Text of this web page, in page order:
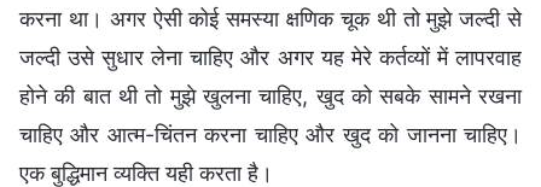
करना था। अगर ऐसी कोई समस्या क्षणिक चूक थी तो मुझे जल्दी से
जल्दी उसे सुधार लेना चाहिए और अगर यह मेरे कर्तव्यों में लापरवाह
होने की बात थी तो मुझे खुलना चाहिए, खुद को सबके सामने रखना
चाहिए और आत्म-चिंतन करना चाहिए और खुद को जानना चाहिए।
एक बुद्धिमान व्यक्ति यही करता है।